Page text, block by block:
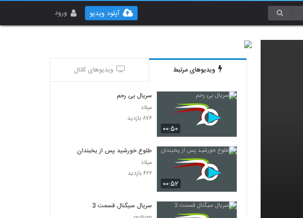
ورود آپلود ویدیو
ویدیوهای مرتبط ویدیوهای کانال
۰۰:۵۰
سریال بی رحم
میلاد
۸۷۶ بازدید
۰۰:۵۲
طلوع خورشید پس از یخبندان
میلاد
۶۲۲ بازدید
سریال سیگنال قسمت 3